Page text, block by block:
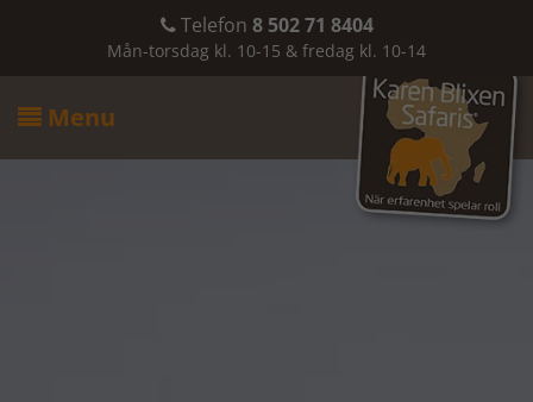
Telefon 8 502 71 8404
Mån-torsdag kl. 10-15 & fredag kl. 10-14
 Menu